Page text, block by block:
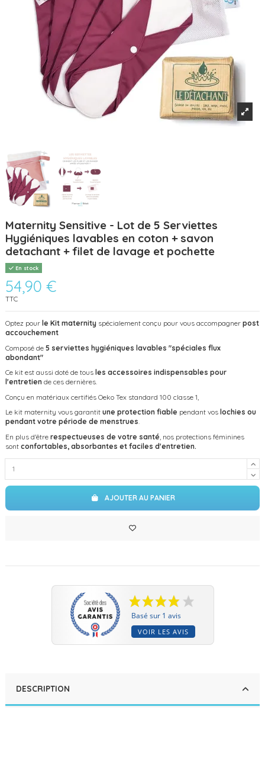
Maternity Sensitive - Lot de 5 Serviettes
Hygiéniques lavables en coton + savon
detachant + filet de lavage et pochette
En stock
54,90 €
TTC
Optez pour le Kit maternity spécialement conçu pour vous accompagner post
accouchement
Composé de 5 serviettes hygiéniques lavables "spéciales flux
abondant"
Ce kit est aussi doté de tous les accessoires indispensables pour
l'entretien de ces dernières.
Conçu en matériaux certifiés Oeko Tex standard 100 classe 1,
Le kit maternity vous garantit une protection fiable pendant vos lochies ou
pendant votre période de menstrues.
En plus d'être respectueuses de votre santé , nos protections féminines
sont confortables, absorbantes et faciles d'entretien.
AJOUTER AU PANIER
Basé sur 1 avis
VOIR LES AVIS
DESCRIPTION